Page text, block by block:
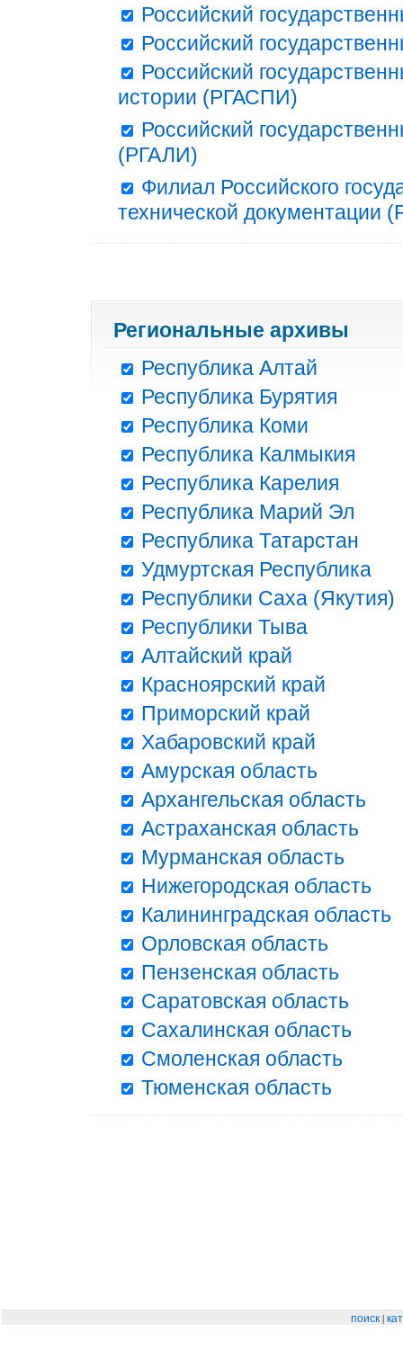
Российский
Российский
Российский
истории (РГАСПИ)
Российский
(РГАЛИ)
Филиал Российского
технической документации
Региональные архивы
Республика Алтай
Республика Бурятия
Республика Коми
Республика Калмыкия
Республика Карелия
Республика Марий Эл
Республика Татарстан
Удмуртская Республика
Республики Саха (Якутия)
Республики Тыва
Алтайский край
Красноярский край
Приморский край
Хабаровский край
Амурская область
Архангельская область
Астраханская область
Мурманская область
Нижегородская область
Калининградская область
Орловская область
Пензенская область
Саратовская область
Сахалинская область
Смоленская область
Тюменская область
поиск|